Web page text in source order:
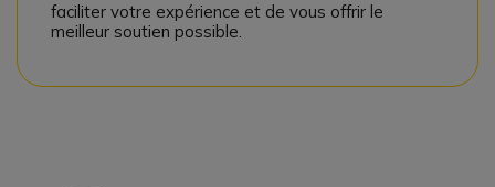
faciliter votre expérience et de vous offrir le
meilleur soutien possible.